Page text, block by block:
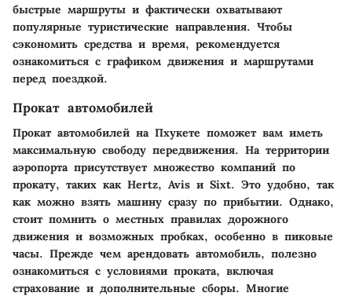
быстрые маршруты и фактически охватывают
популярные туристические направления. Чтобы
сэкономить средства и время, рекомендуется
ознакомиться с графиком движения и маршрутами
перед поездкой.
Прокат автомобилей
Прокат автомобилей на Пхукете поможет вам иметь
максимальную свободу передвижения. На территории
аэропорта присутствует множество компаний по
прокату, таких как Hertz, Avis и Sixt. Это удобно, так
как можно взять машину сразу по прибытии. Однако,
стоит помнить о местных правилах дорожного
движения и возможных пробках, особенно в пиковые
часы. Прежде чем арендовать автомобиль, полезно
ознакомиться с условиями проката, включая
страхование и дополнительные сборы. Многие